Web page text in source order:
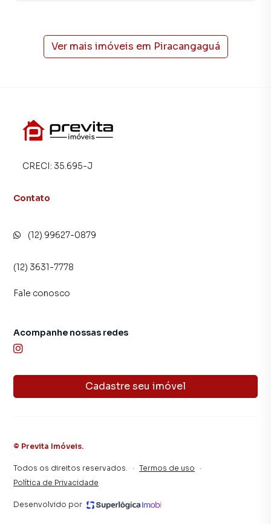
Ver mais imóveis em Piracangaguá
CRECI: 35.695-J
Contato
(12) 99627-0879
(12) 3631-7778
Fale conosco
Cadastre seu imóvel
Acompanhe nossas redes
© Previta Imóveis.
Todos os direitos reservados. · Termos de uso
·
Política de Privacidade
Desenvolvido por